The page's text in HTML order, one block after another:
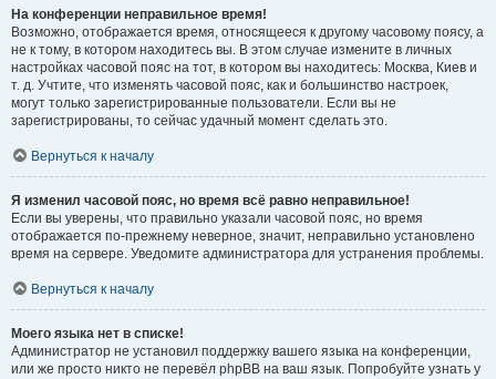
На конференции неправильное время!
Возможно, отображается время, относящееся к другому часовому поясу, а
не к тому, в котором находитесь вы. В этом случае измените в личных
настройках часовой пояс на тот, в котором вы находитесь: Москва, Киев и
т. д. Учтите, что изменять часовой пояс, как и большинство настроек,
могут только зарегистрированные пользователи. Если вы не
зарегистрированы, то сейчас удачный момент сделать это.
Вернуться к началу
Я изменил часовой пояс, но время всё равно неправильное!
Если вы уверены, что правильно указали часовой пояс, но время
отображается по-прежнему неверное, значит, неправильно установлено
время на сервере. Уведомите администратора для устранения проблемы.
Вернуться к началу
Моего языка нет в списке!
Администратор не установил поддержку вашего языка на конференции,
или же просто никто не перевёл phpBB на ваш язык. Попробуйте узнать у